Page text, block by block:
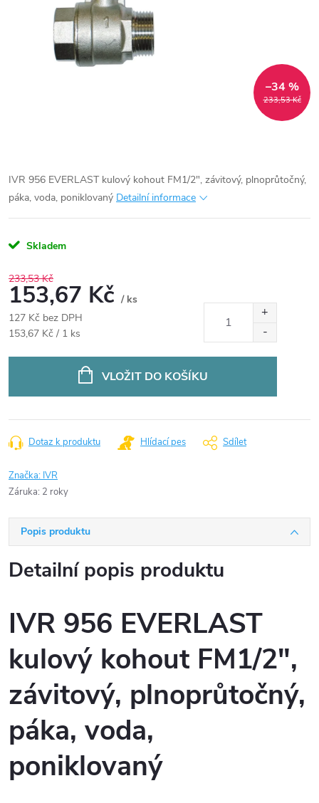
233,53 Kč
–34 %
IVR 956 EVERLAST kulový kohout FM1/2", závitový, plnoprůtočný,
páka, voda, poniklovaný Detailní informace
Skladem
233,53 Kč
153,67 Kč / ks
127 Kč bez DPH
Měrná
153,67 Kč / 1 ks
VLOŽIT DO KOŠÍKU
Dotaz k produktu Hlídací pes Sdílet
Značka: IVR
Záruka: 2 roky
Popis produktu
Detailní popis produktu
IVR 956 EVERLAST
kulový kohout FM1/2",
závitový, plnoprůtočný,
páka, voda,
poniklovaný